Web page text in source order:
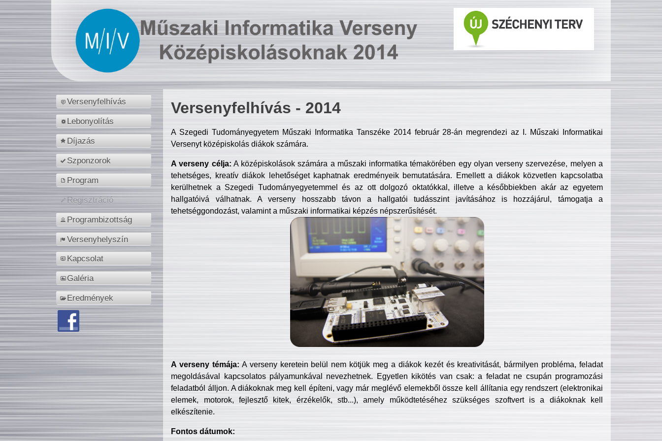
Versenyfelhívás
Lebonyolítás
Díjazás
Szponzorok
Program
Regisztráció
Programbizottság
Versenyhelyszín
Kapcsolat
Galéria
Eredmények
Versenyfelhívás - 2014
A Szegedi Tudományegyetem Műszaki Informatika Tanszéke 2014 február 28-án megrendezi az I. Műszaki Informatikai
Versenyt középiskolás diákok számára.
A verseny célja: A középiskolások számára a műszaki informatika témakörében egy olyan verseny szervezése, melyen a
tehetséges, kreatív diákok lehetőséget kaphatnak eredményeik bemutatására. Emellett a diákok közvetlen kapcsolatba
kerülhetnek a Szegedi Tudományegyetemmel és az ott dolgozó oktatókkal, illetve a későbbiekben akár az egyetem
hallgatóivá válhatnak. A verseny hosszabb távon a hallgatói tudásszint javításához is hozzájárul, támogatja a
tehetséggondozást, valamint a műszaki informatikai képzés népszerűsítését.
A verseny témája: A verseny keretein belül nem kötjük meg a diákok kezét és kreativitását, bármilyen probléma, feladat
megoldásával kapcsolatos pályamunkával nevezhetnek. Egyetlen kikötés van csak: a feladat ne csupán programozási
feladatból álljon. A diákoknak meg kell építeni, vagy már meglévő elemekből össze kell állítania egy rendszert (elektronikai
elemek, motorok, fejlesztő kitek, érzékelők, stb...), amely működtetéséhez szükséges szoftvert is a diákoknak kell
elkészítenie.
Fontos dátumok: